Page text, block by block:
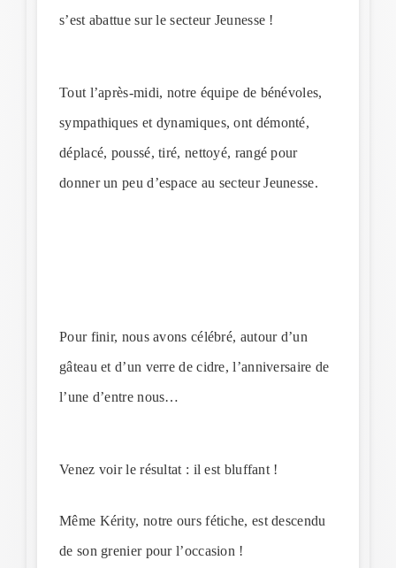
s’est abattue sur le secteur Jeunesse !
Tout l’après-midi, notre équipe de bénévoles,
sympathiques et dynamiques, ont démonté,
déplacé, poussé, tiré, nettoyé, rangé pour
donner un peu d’espace au secteur Jeunesse.
Pour finir, nous avons célébré, autour d’un
gâteau et d’un verre de cidre, l’anniversaire de
l’une d’entre nous…
Venez voir le résultat : il est bluffant !
Même Kérity, notre ours fétiche, est descendu
de son grenier pour l’occasion !